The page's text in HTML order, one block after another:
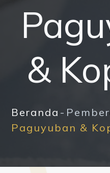
&
Beranda
Paguyuban &